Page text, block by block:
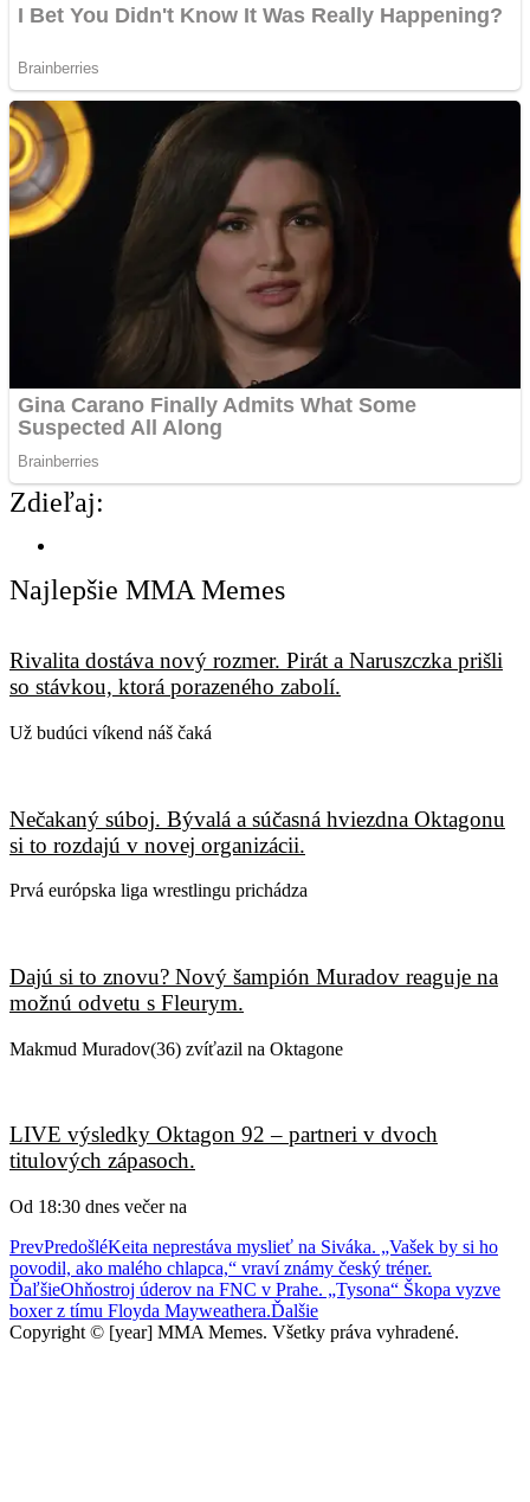
Zdieľaj:
Najlepšie MMA Memes
Rivalita dostáva nový rozmer. Pirát a Naruszczka prišli
so stávkou, ktorá porazeného zabolí.
Už budúci víkend náš čaká
Nečakaný súboj. Bývalá a súčasná hviezdna Oktagonu
si to rozdajú v novej organizácii.
Prvá európska liga wrestlingu prichádza
Dajú si to znovu? Nový šampión Muradov reaguje na
možnú odvetu s Fleurym.
Makmud Muradov(36) zvíťazil na Oktagone
LIVE výsledky Oktagon 92 – partneri v dvoch
titulových zápasoch.
Od 18:30 dnes večer na
PrevPredošléKeita neprestáva myslieť na Siváka. „Vašek by si ho
povodil, ako malého chlapca,“ vraví známy český tréner.
ĎaľšieOhňostroj úderov na FNC v Prahe. „Tysona“ Škopa vyzve
boxer z tímu Floyda Mayweathera.Ďalšie
Copyright © [year] MMA Memes. Všetky práva vyhradené.